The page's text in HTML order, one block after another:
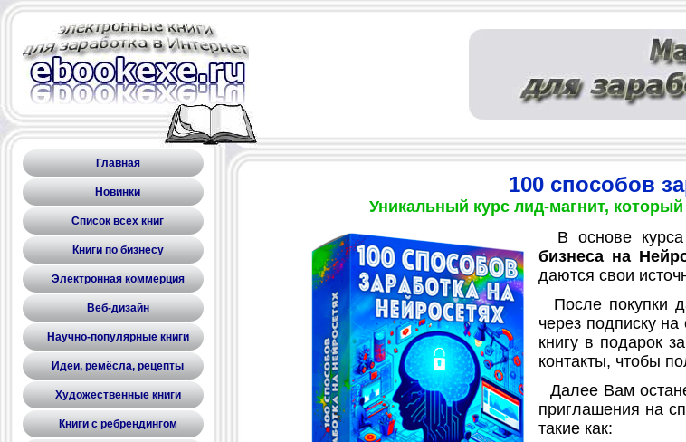
Главная
Новинки
Список всех книг
Книги по бизнесу
Электронная коммерция
Веб-дизайн
Научно-популярные книги
Идеи, ремёсла, рецепты
Художественные книги
Книги с ребрендингом
100 способов
Уникальный курс лид-магнит,
В основе курса
бизнеса на
даются свои
После покупки
через подписку
книгу в подарок
контакты, чтобы
Далее Вам
приглашения на
такие как: